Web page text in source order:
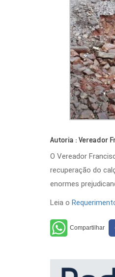
Autoria : Vereador
O Vereador
recuperação do
enormes
Leia o